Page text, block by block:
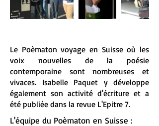
Le Poèmaton voyage en Suisse où les
voix nouvelles de la poésie
contemporaine sont nombreuses et
vivaces. Isabelle Paquet y développe
également son activité d'écriture et a
été publiée dans la revue L'Epitre 7. ​
L'équipe du Poèmaton en Suisse :